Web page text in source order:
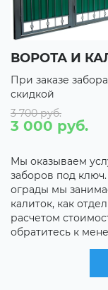
и калитка со
металлических
помимо самой
ворот и
встроенных. За
и воротами